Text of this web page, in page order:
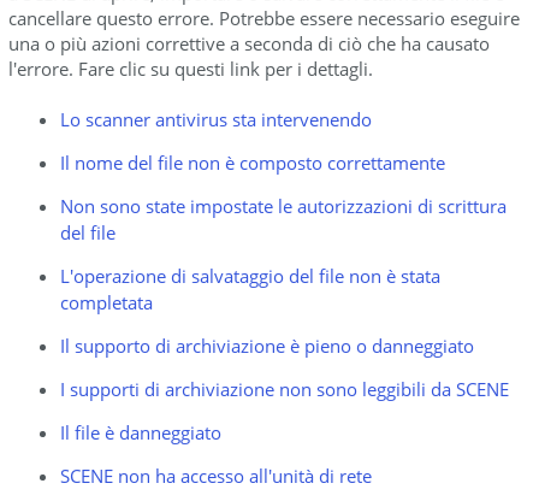
cancellare questo errore. Potrebbe essere necessario eseguire
una o più azioni correttive a seconda di ciò che ha causato
l'errore. Fare clic su questi link per i dettagli.
Lo scanner antivirus sta intervenendo
Il nome del file non è composto correttamente
Non sono state impostate le autorizzazioni di scrittura
del file
L'operazione di salvataggio del file non è stata
completata
Il supporto di archiviazione è pieno o danneggiato
I supporti di archiviazione non sono leggibili da SCENE
Il file è danneggiato
SCENE non ha accesso all'unità di rete